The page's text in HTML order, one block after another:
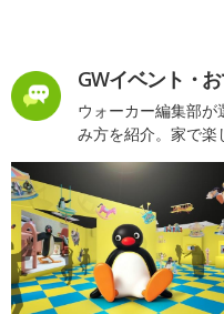
GWイベント・
ウォーカー編集部が
み方を紹介。家で楽